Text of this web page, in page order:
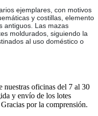
ejemplares, con motivos
y costillas, elemento
antiguos. Las mazas
moldurados, siguiendo la
al uso doméstico o
nuestras oficinas del 7 al 30
y envío de los lotes
por la comprensión.